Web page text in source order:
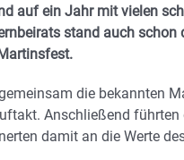
auf ein Jahr mit vielen
stand auch
die bekannten
Anschließend führten
damit an die Werte